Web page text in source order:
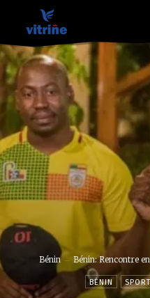
Bénin Bénin: Rencontre
BÉNIN